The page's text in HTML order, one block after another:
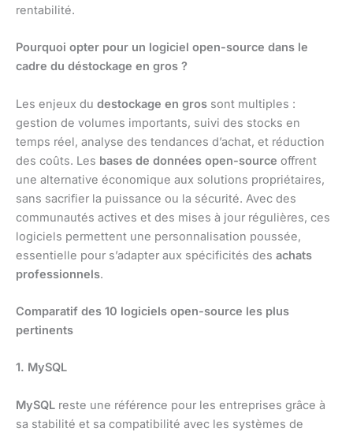
rentabilité.
Pourquoi opter pour un logiciel open-source dans le
cadre du déstockage en gros ?
Les enjeux du destockage en gros sont multiples :
gestion de volumes importants, suivi des stocks en
temps réel, analyse des tendances d’achat, et réduction
des coûts. Les bases de données open-source offrent
une alternative économique aux solutions propriétaires,
sans sacrifier la puissance ou la sécurité. Avec des
communautés actives et des mises à jour régulières, ces
logiciels permettent une personnalisation poussée,
essentielle pour s’adapter aux spécificités des achats
professionnels.
Comparatif des 10 logiciels open-source les plus
pertinents
1. MySQL
MySQL reste une référence pour les entreprises grâce à
sa stabilité et sa compatibilité avec les systèmes de